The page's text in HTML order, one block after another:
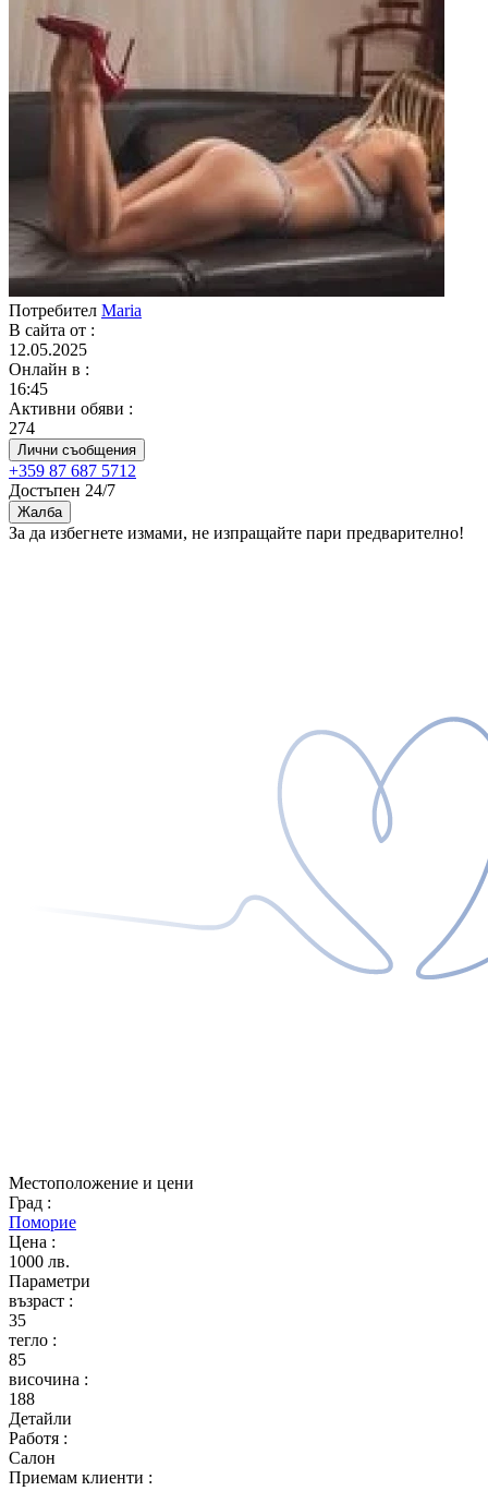
Потребител Maria
В сайта от :
12.05.2025
Онлайн в :
16:45
Активни обяви :
274
Лични съобщения
+359 87 687 5712
Достъпен 24/7
Жалба
За да избегнете измами, не изпращайте пари предварително!
Местоположение и цени
Град :
Поморие
Цена :
1000 лв.
Параметри
възраст :
35
тегло :
85
височина :
188
Детайли
Работя :
Салон
Приемам клиенти :